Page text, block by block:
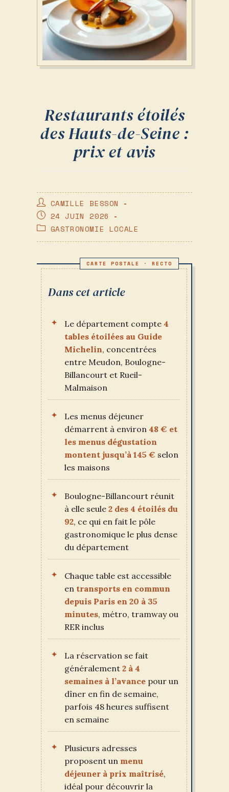
Restaurants étoilés
des Hauts-de-Seine :
prix et avis
AUTEUR/AUTRICE
DE
LA
PUBLICATION :
CAMILLE BESSON
PUBLICATION
PUBLIÉE :
24 JUIN 2026
POSTGASTRONOMIE LOCALE
Dans cet article
Le département compte 4
tables étoilées au Guide
Michelin, concentrées
entre Meudon, Boulogne-
Billancourt et Rueil-
Malmaison
Les menus déjeuner
démarrent à environ 48 € et
les menus dégustation
montent jusqu’à 145 € selon
les maisons
Boulogne-Billancourt réunit
à elle seule 2 des 4 étoilés du
92, ce qui en fait le pôle
gastronomique le plus dense
du département
Chaque table est accessible
en transports en commun
depuis Paris en 20 à 35
minutes, métro, tramway ou
RER inclus
La réservation se fait
généralement 2 à 4
semaines à l’avance pour un
dîner en fin de semaine,
parfois 48 heures suffisent
en semaine
Plusieurs adresses
proposent un menu
déjeuner à prix maîtrisé,
idéal pour découvrir la